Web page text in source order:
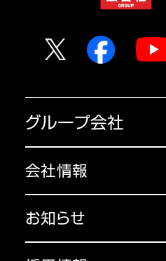
グループ会社
売れる越境EC社
会社情報
お知らせ